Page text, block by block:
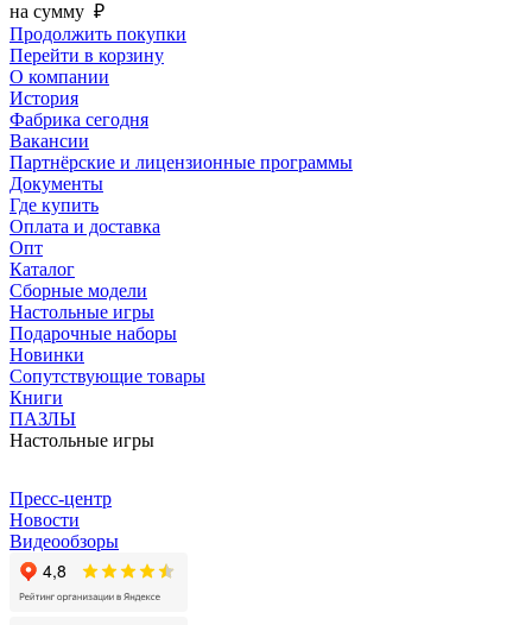
на сумму ₽
Продолжить покупки
Перейти в корзину
О компании
История
Фабрика сегодня
Вакансии
Партнёрские и лицензионные программы
Документы
Где купить
Оплата и доставка
Опт
Каталог
Сборные модели
Настольные игры
Подарочные наборы
Новинки
Сопутствующие товары
Книги
ПАЗЛЫ
Настольные игры
Пресс-центр
Новости
Видеообзоры